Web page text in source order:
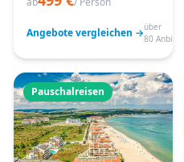
Angebote vergleichen →über
80 Anbieter
Pauschalreisen